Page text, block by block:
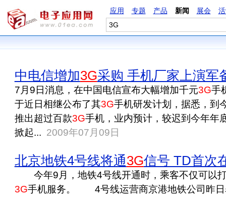
应用 专题 产品 新闻 展会
中电信增加3G采购 手机厂家上演军
7月9日消息，在中国电信宣布大幅增加千元3G手
于近日相继公布了其3G手机研发计划，据悉，到
推出超过百款3G手机，业内预计，较迟到今年年
掀起... 2009年07月09日
北京地铁4号线将通3G信号 TD首次
今年9月，地铁4号线开通时，乘客不仅可以
3G手机服务。 4号线运营商京港地铁公司昨日